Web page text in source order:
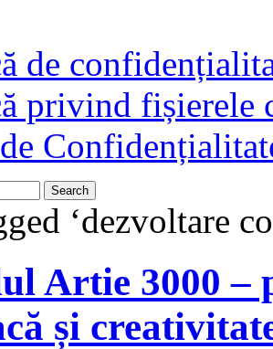
de
privind fișierele
‘dezvoltare
Artie 3000 –
și